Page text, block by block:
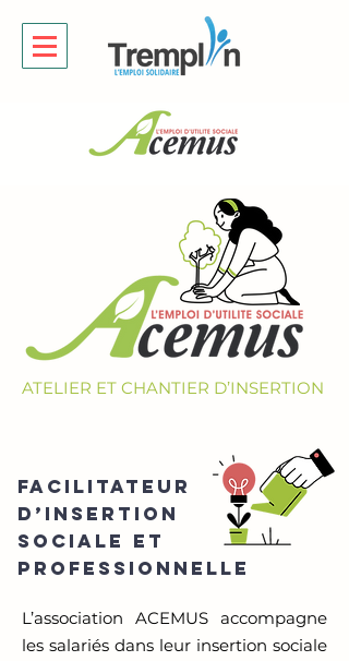
ATELIER ET CHANTIER D’INSERTION
FACILITATEUR
D’INSERTION
SOCIALE ET
PROFESSIONNELLE
L’association ACEMUS accompagne
les salariés dans leur insertion sociale